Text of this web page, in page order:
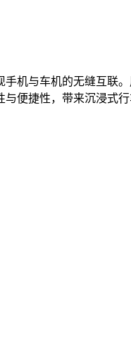
机与车机的无缝互联
便捷性，带来沉浸式